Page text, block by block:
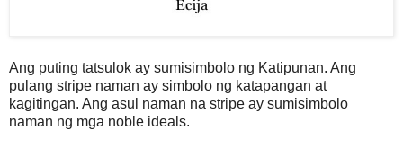
Ang puting tatsulok ay sumisimbolo ng Katipunan. Ang
pulang stripe naman ay simbolo ng katapangan at
kagitingan. Ang asul naman na stripe ay sumisimbolo
naman ng mga noble ideals.